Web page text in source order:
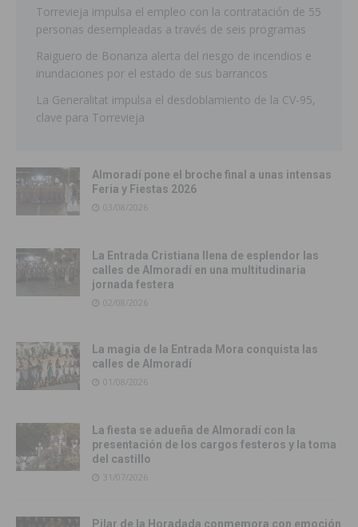
Torrevieja impulsa el empleo con la contratación de 55
personas desempleadas a través de seis programas
Raiguero de Bonanza alerta del riesgo de incendios e
inundaciones por el estado de sus barrancos
La Generalitat impulsa el desdoblamiento de la CV-95,
clave para Torrevieja
Almoradí pone el broche final a unas intensas
Feria y Fiestas 2026
03/08/2026
La Entrada Cristiana llena de esplendor las
calles de Almoradí en una multitudinaria
jornada festera
02/08/2026
La magia de la Entrada Mora conquista las
calles de Almoradí
01/08/2026
La fiesta se adueña de Almoradí con la
presentación de los cargos festeros y la toma
del castillo
31/07/2026
Pilar de la Horadada conmemora con emoción